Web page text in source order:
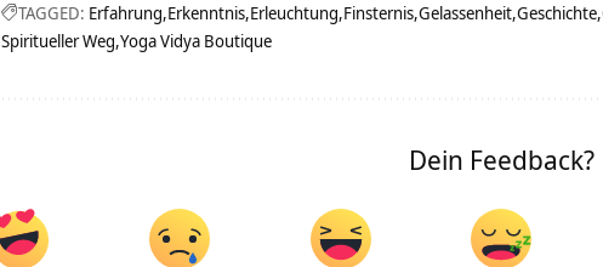
TAGGED: Erfahrung Erkenntnis Erleuchtung Finsternis Gelassenheit Geschichte
Spiritueller Weg Yoga Vidya Boutique
Dein Feedback?